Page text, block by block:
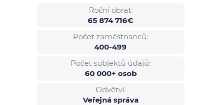
Roční obrat:
65 874 716€
Počet zaměstnanců:
400-499
Počet subjektů údajů:
60 000+ osob
Odvětví:
Veřejná správa